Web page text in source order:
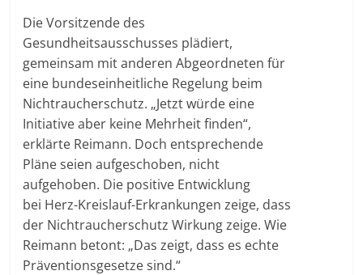
Die Vorsitzende des
Gesundheitsausschusses plädiert,
gemeinsam mit anderen Abgeordneten für
eine bundeseinheitliche Regelung beim
Nichtraucherschutz. „Jetzt würde eine
Initiative aber keine Mehrheit finden“,
erklärte Reimann. Doch entsprechende
Pläne seien aufgeschoben, nicht
aufgehoben. Die positive Entwicklung
bei Herz-Kreislauf-Erkrankungen zeige, dass
der Nichtraucherschutz Wirkung zeige. Wie
Reimann betont: „Das zeigt, dass es echte
Präventionsgesetze sind.“